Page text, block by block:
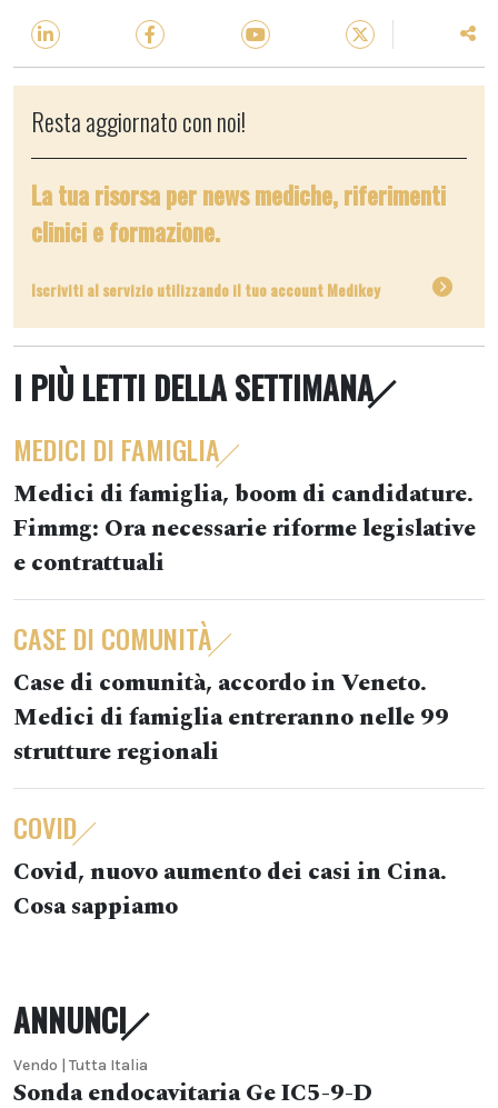
Resta aggiornato con noi!
La tua risorsa per news mediche, riferimenti
clinici e formazione.
Iscriviti al servizio utilizzando il tuo account Medikey
I PIÙ LETTI DELLA SETTIMANA
MEDICI DI FAMIGLIA
Medici di famiglia, boom di candidature.
Fimmg: Ora necessarie riforme legislative
e contrattuali
CASE DI COMUNITÀ
Case di comunità, accordo in Veneto.
Medici di famiglia entreranno nelle 99
strutture regionali
COVID
Covid, nuovo aumento dei casi in Cina.
Cosa sappiamo
ANNUNCI
Vendo | Tutta Italia
Sonda endocavitaria Ge IC5-9-D